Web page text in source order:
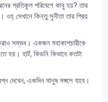
প্রতিকূল পরিবেশে কাবু হয়? তার
ওহ্ সেখানে কিন্তু সুনীতা তার প্রিয়
সম্ভব। একজন মহাকাশচারীকে
হয়। হার্ট, কিডনি কিভাবে কতটা
দেখেন, একদিন মানুষ মঙ্গলে যাবে।